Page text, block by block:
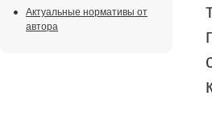
Актуальные нормативы от
автора